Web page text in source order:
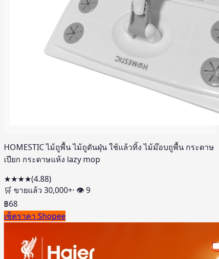
HOMESTIC ไม้ถูพื้น ไม้ถูดันฝุ่น ใช้แล้วทิ้ง ไม้ม๊อบถูพื้น กระดาษ
เปียก กระดาษแห้ง lazy mop
★★★★(4.88)
🛒 ขายแล้ว 30,000+· 👁9
฿68
เช็คราคา Shopee